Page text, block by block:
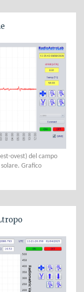
ovest) del campo
Grafico